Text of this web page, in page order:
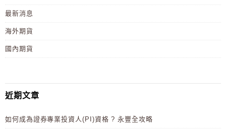
最新消息
海外期貨
國內期貨
近期文章
如何成為證券專業投資人(PI)資格 ? 永豐全攻略